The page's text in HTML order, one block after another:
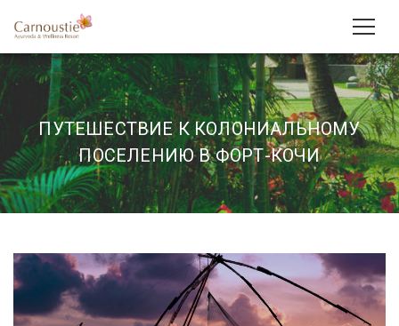
ПУТЕШЕСТВИЕ К КОЛОНИАЛЬНОМУ
ПОСЕЛЕНИЮ В ФОРТ-КОЧИ
Путешествие к колониальному
поселению в Форт-Кочи